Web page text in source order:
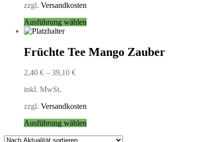
zzgl. Versandkosten
Ausführung wählen
mehrere
Varianten
der
Produktseite
gewählt
werden
Früchte Tee Mango Zauber
2,40 € – 39,10 €
inkl. MwSt.
zzgl. Versandkosten
Ausführung wählen